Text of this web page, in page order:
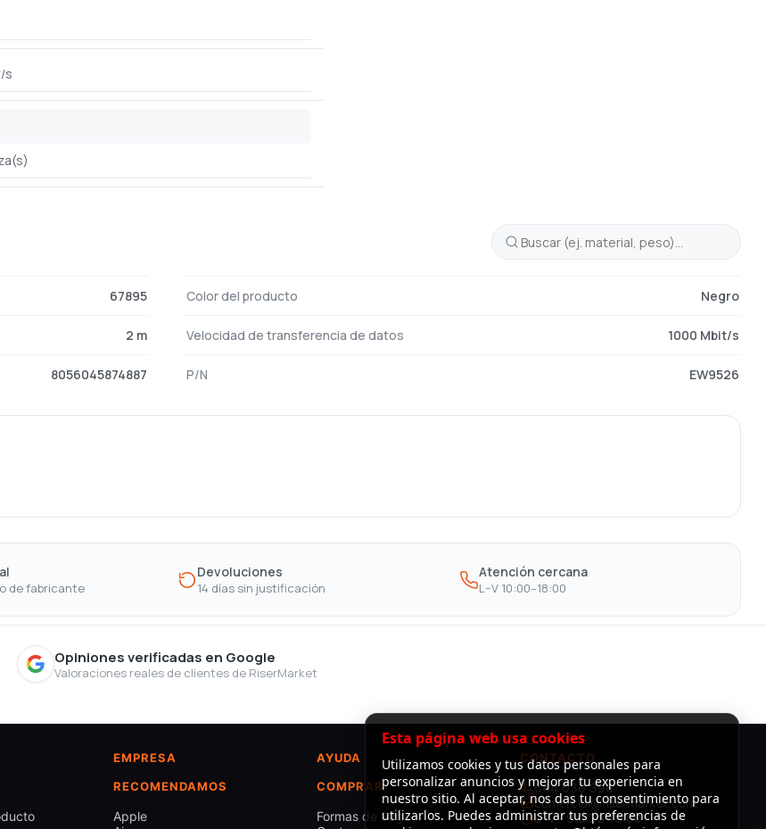
s
67895 Color del producto Negro
2 m Velocidad de transferencia de datos 1000 Mbit/s
8056045874887 P/N EW9526
de fabricante
Devoluciones
14 días sin justificación
Atención cercana
L–V 10:00–18:00
Opiniones verificadas en Google
Valoraciones reales de clientes de RiserMarket
EMPRESA
RECOMENDAMOS
Apple
AYUDA
COMPRAR
Formas de Pago
CONTACTO
644 030 396
comercial@risermarket.com
L–V · 9:00 a 19:00
Esta página web usa cookies
Utilizamos cookies y tus datos personales para
personalizar anuncios y mejorar tu experiencia en
nuestro sitio. Al aceptar, nos das tu consentimiento para
utilizarlos. Puedes administrar tus preferencias de